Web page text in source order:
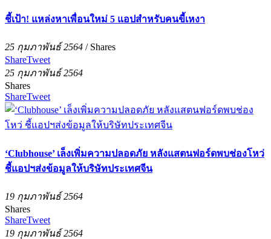
ชี้เป้า! แหล่งหาเพื่อนใหม่ 5 แอปสำหรับคนขี้เหงา
25 กุมภาพันธ์ 2564 / Shares
ShareTweet
25 กุมภาพันธ์ 2564
Shares
ShareTweet
‘Clubhouse’ เล็งเพิ่มความปลอดภัย หลังแสตนฟอร์ดพบช่องโหว่
ชี้แอปฯส่งข้อมูลให้บริษัทประเทศจีน
19 กุมภาพันธ์ 2564
Shares
ShareTweet
19 กุมภาพันธ์ 2564